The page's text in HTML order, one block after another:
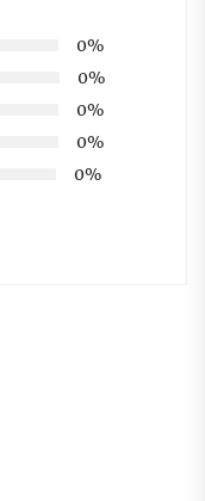
0%
0%
0%
0%
0%